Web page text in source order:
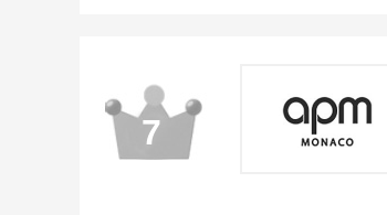
7